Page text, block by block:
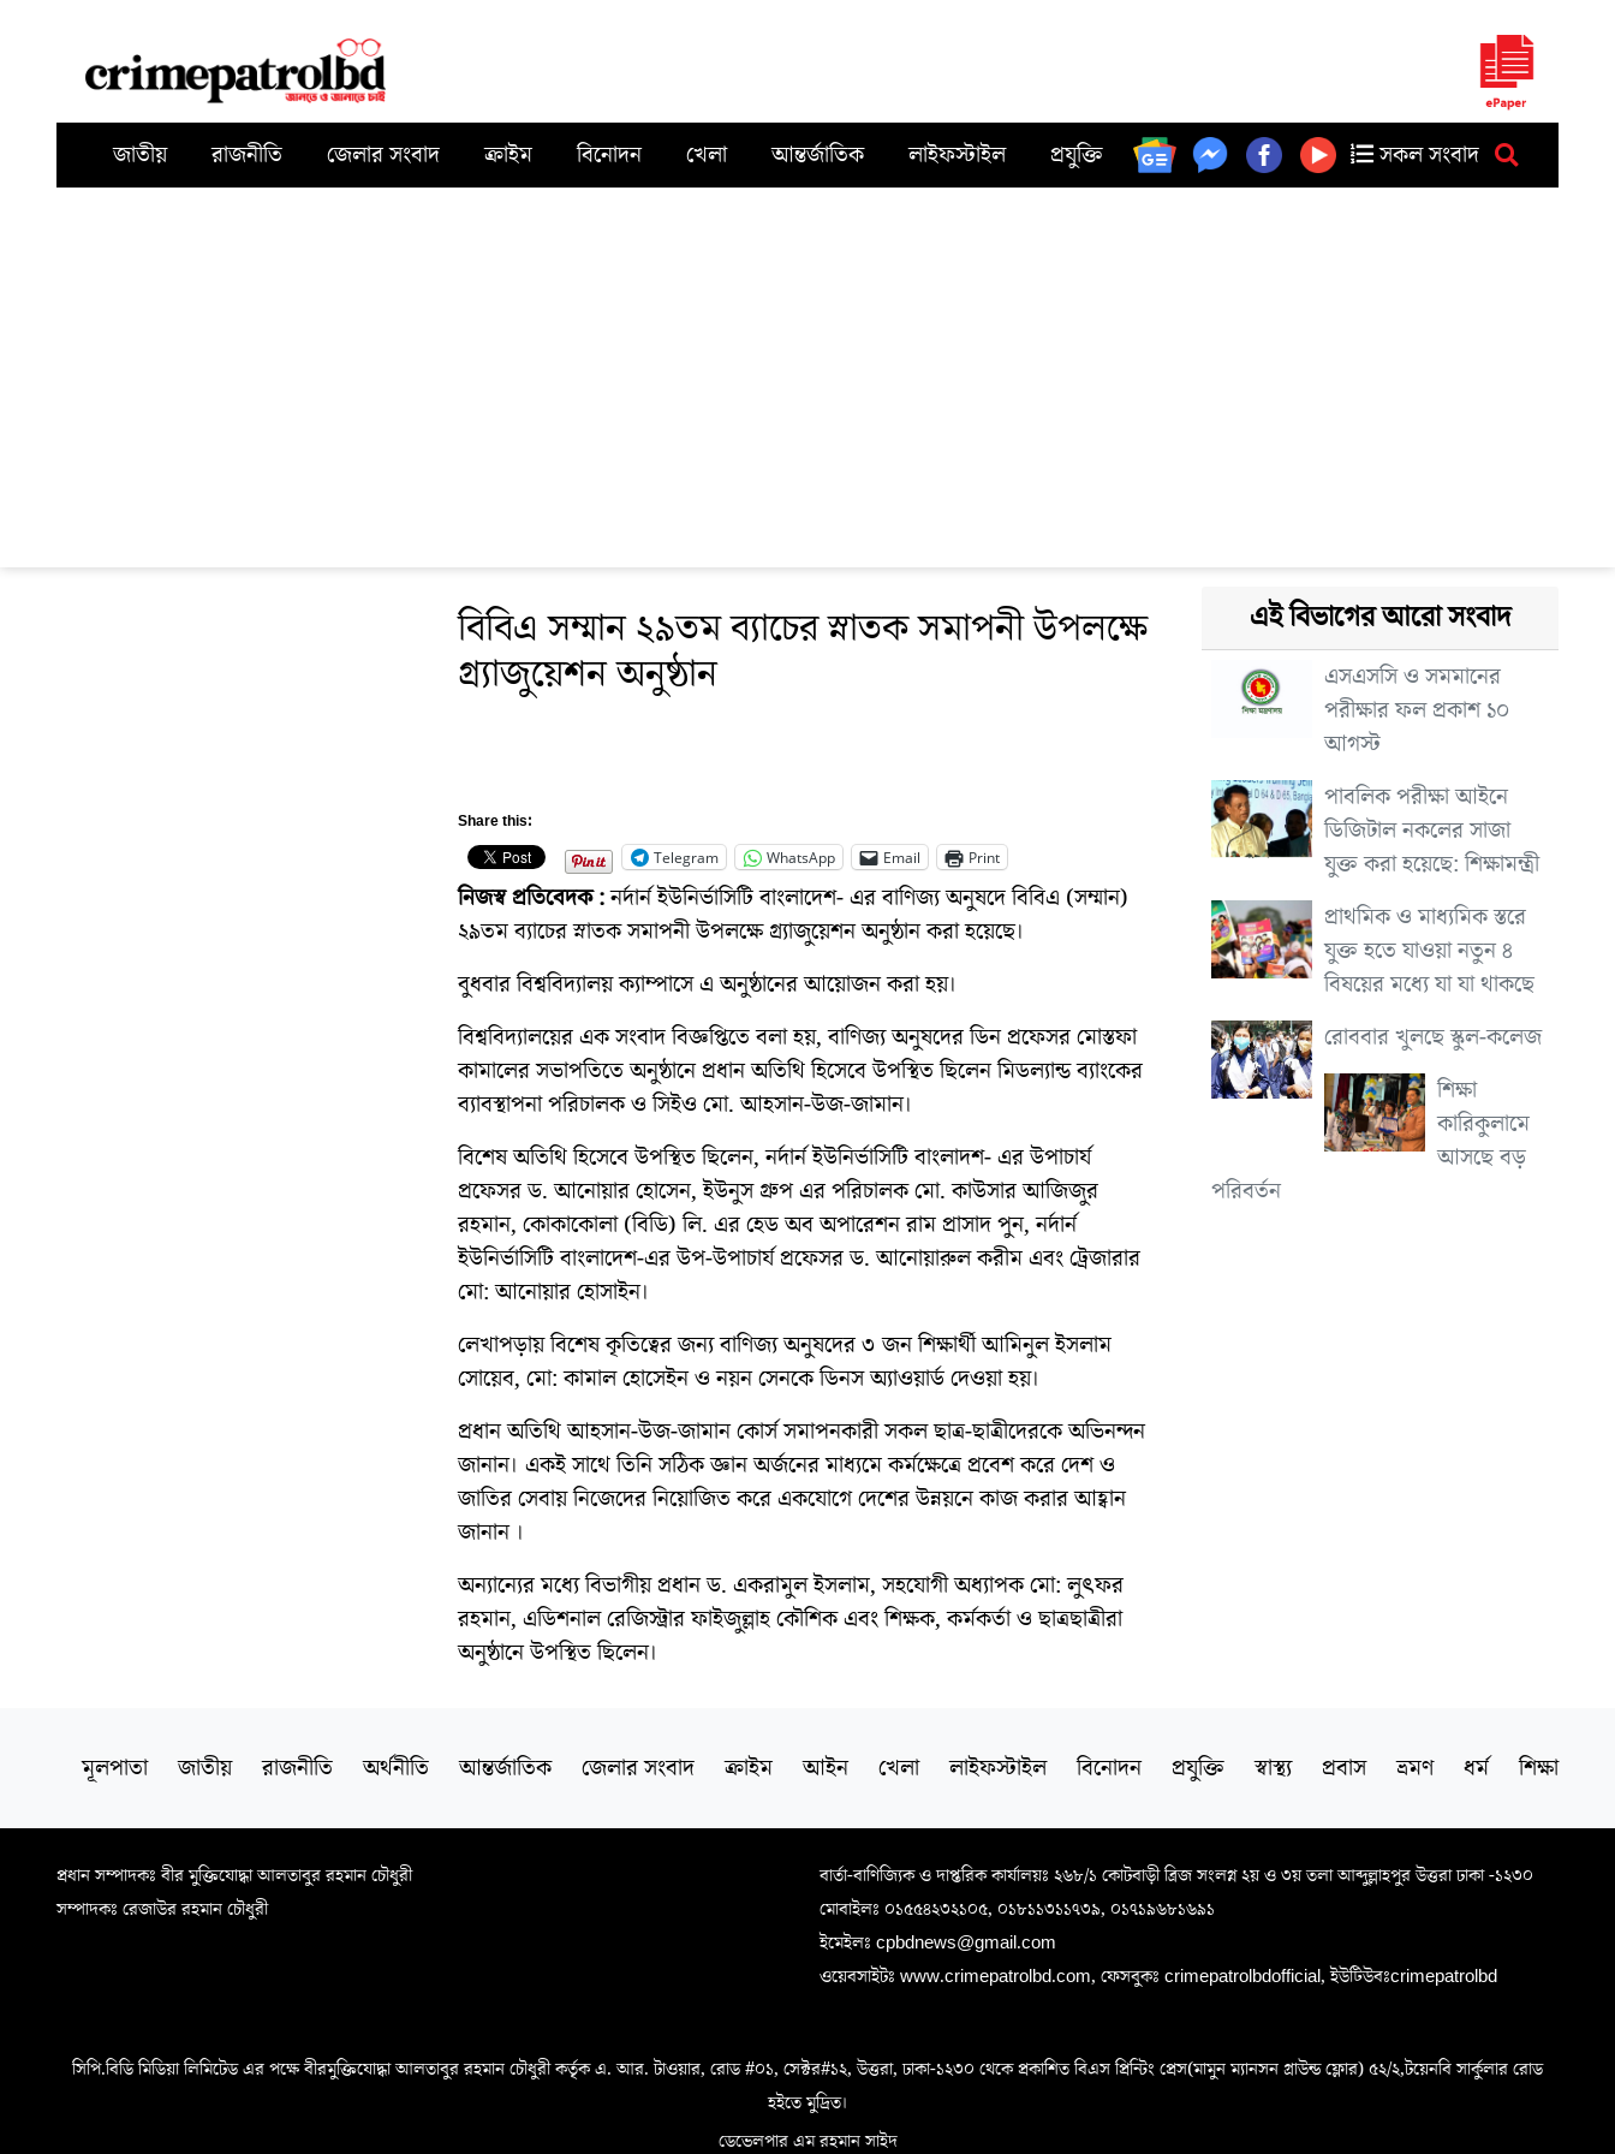
জাতীয় রাজনীতি জেলার সংবাদ ক্রাইম বিনোদন খেলা আন্তর্জাতিক লাইফস্টাইল প্রযুক্তি সকল সংবাদ
বিবিএ সম্মান ২৯তম ব্যাচের স্নাতক সমাপনী উপলক্ষে
গ্র্যাজুয়েশন অনুষ্ঠান
Share this:
Telegram
WhatsApp Email Print
নিজস্ব প্রতিবেদক :নর্দার্ন ইউনির্ভাসিটি বাংলাদেশ- এর বাণিজ্য অনুষদে বিবিএ (সম্মান)
২৯তম ব্যাচের স্নাতক সমাপনী উপলক্ষে গ্র্যাজুয়েশন অনুষ্ঠান করা হয়েছে।
বুধবার বিশ্ববিদ্যালয় ক্যাম্পাসে এ অনুষ্ঠানের আয়োজন করা হয়।
বিশ্ববিদ্যালয়ের এক সংবাদ বিজ্ঞপ্তিতে বলা হয়, বাণিজ্য অনুষদের ডিন প্রফেসর মোস্তফা
কামালের সভাপতিতে অনুষ্ঠানে প্রধান অতিথি হিসেবে উপস্থিত ছিলেন মিডল্যান্ড ব্যাংকের
ব্যাবস্থাপনা পরিচালক ও সিইও মো. আহসান-উজ-জামান।
বিশেষ অতিথি হিসেবে উপস্থিত ছিলেন, নর্দার্ন ইউনির্ভাসিটি বাংলাদশ- এর উপাচার্য
প্রফেসর ড. আনোয়ার হোসেন, ইউনুস গ্রুপ এর পরিচালক মো. কাউসার আজিজুর
রহমান, কোকাকোলা (বিডি) লি. এর হেড অব অপারেশন রাম প্রাসাদ পুন, নর্দার্ন
ইউনির্ভাসিটি বাংলাদেশ-এর উপ-উপাচার্য প্রফেসর ড. আনোয়ারুল করীম এবং ট্রেজারার
মো: আনোয়ার হোসাইন।
লেখাপড়ায় বিশেষ কৃতিত্বের জন্য বাণিজ্য অনুষদের ৩ জন শিক্ষার্থী আমিনুল ইসলাম
সোয়েব, মো: কামাল হোসেইন ও নয়ন সেনকে ডিনস অ্যাওয়ার্ড দেওয়া হয়।
প্রধান অতিথি আহসান-উজ-জামান কোর্স সমাপনকারী সকল ছাত্র-ছাত্রীদেরকে অভিনন্দন
জানান। একই সাথে তিনি সঠিক জ্ঞান অর্জনের মাধ্যমে কর্মক্ষেত্রে প্রবেশ করে দেশ ও
জাতির সেবায় নিজেদের নিয়োজিত করে একযোগে দেশের উন্নয়নে কাজ করার আহ্বান
জানান ।
অন্যান্যের মধ্যে বিভাগীয় প্রধান ড. একরামুল ইসলাম, সহযোগী অধ্যাপক মো: লুৎফর
রহমান, এডিশনাল রেজিস্ট্রার ফাইজুল্লাহ কৌশিক এবং শিক্ষক, কর্মকর্তা ও ছাত্রছাত্রীরা
অনুষ্ঠানে উপস্থিত ছিলেন।
এই বিভাগের আরো সংবাদ
এসএসসি ও সমমানের
পরীক্ষার ফল প্রকাশ ১০
আগস্ট
পাবলিক পরীক্ষা আইনে
ডিজিটাল নকলের সাজা
যুক্ত করা হয়েছে: শিক্ষামন্ত্রী
প্রাথমিক ও মাধ্যমিক স্তরে
যুক্ত হতে যাওয়া নতুন ৪
বিষয়ের মধ্যে যা যা থাকছে
রোববার খুলছে স্কুল-কলেজ
শিক্ষা
কারিকুলামে
আসছে বড়
পরিবর্তন
মূলপাতা জাতীয় রাজনীতি অর্থনীতি আন্তর্জাতিক জেলার সংবাদ ক্রাইম আইন খেলা লাইফস্টাইল বিনোদন প্রযুক্তি স্বাস্থ্য প্রবাস ভ্রমণ ধর্ম শিক্ষা
প্রধান সম্পাদকঃ বীর মুক্তিযোদ্ধা আলতাবুর রহমান চৌধুরী
সম্পাদকঃ রেজাউর রহমান চৌধুরী
বার্তা-বাণিজ্যিক ও দাপ্তরিক কার্যালয়ঃ ২৬৮/১ কোটবাড়ী ব্রিজ সংলগ্ন ২য় ও ৩য় তলা আব্দুল্লাহপুর উত্তরা ঢাকা -১২৩০
মোবাইলঃ ০১৫৫৪২৩২১০৫, ০১৮১১৩১১৭৩৯, ০১৭১৯৬৮১৬৯১
ইমেইলঃ cpbdnews@gmail.com
ওয়েবসাইটঃ www.crimepatrolbd.com, ফেসবুকঃ crimepatrolbdofficial, ইউটিউবঃcrimepatrolbd
সিপি.বিডি মিডিয়া লিমিটেড এর পক্ষে বীরমুক্তিযোদ্ধা আলতাবুর রহমান চৌধুরী কর্তৃক এ. আর. টাওয়ার, রোড #০১, সেক্টর#১২, উত্তরা, ঢাকা-১২৩০ থেকে প্রকাশিত বিএস প্রিন্টিং প্রেস(মামুন ম্যানসন গ্রাউন্ড ফ্লোর) ৫২/২,টয়েনবি সার্কুলার রোড
হইতে মুদ্রিত।
ডেভেলপার এম রহমান সাইদ